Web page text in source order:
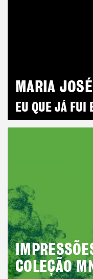
MARIA
EU QUE JÁ FUI
COLEÇÃO